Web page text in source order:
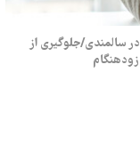
در سالمندی/جلوگیری از